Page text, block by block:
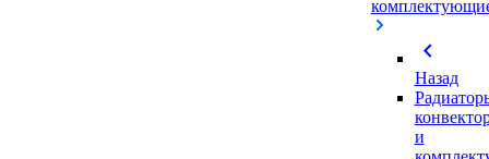
chevron_left
Назад
и